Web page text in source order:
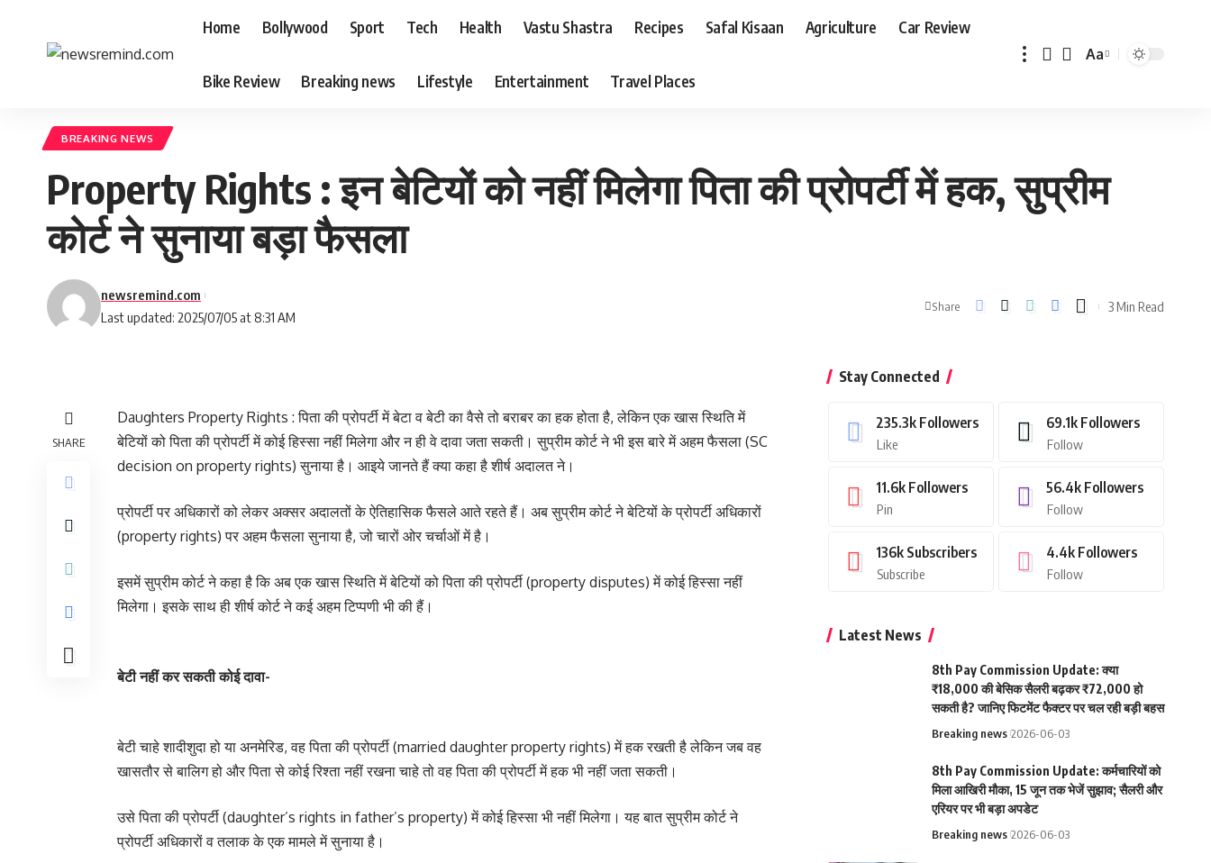
Home Bollywood Sport Tech Health Vastu Shastra Recipes Safal Kisaan Agriculture Car Review
Bike Review Breaking news Lifestyle Entertainment Travel Places
Font
Aa
BREAKING NEWS
Property Rights : इन बेटियों को नहीं मिलेगा पिता की प्रोपर्टी में हक, सुप्रीम
कोर्ट ने सुनाया बड़ा फैसला
Last updated: 2025/07/05 at 8:31 AM
newsremind.com
Share 3 Min Read
SHARE
Daughters Property Rights : पिता की प्रोपर्टी में बेटा व बेटी का वैसे तो बराबर का हक होता है, लेकिन एक खास स्थिति में
बेटियों को पिता की प्रोपर्टी में कोई हिस्सा नहीं मिलेगा और न ही वे दावा जता सकती। सुप्रीम कोर्ट ने भी इस बारे में अहम फैसला (SC
decision on property rights) सुनाया है। आइये जानते हैं क्या कहा है शीर्ष अदालत ने।
प्रोपर्टी पर अधिकारों को लेकर अक्सर अदालतों के ऐतिहासिक फैसले आते रहते हैं। अब सुप्रीम कोर्ट ने बेटियों के प्रोपर्टी अधिकारों
(property rights) पर अहम फैसला सुनाया है, जो चारों ओर चर्चाओं में है।
इसमें सुप्रीम कोर्ट ने कहा है कि अब एक खास स्थिति में बेटियों को पिता की प्रोपर्टी (property disputes) में कोई हिस्सा नहीं
मिलेगा। इसके साथ ही शीर्ष कोर्ट ने कई अहम टिप्पणी भी की हैं।
बेटी नहीं कर सकती कोई दावा-
बेटी चाहे शादीशुदा हो या अनमेरिड, वह पिता की प्रोपर्टी (married daughter property rights) में हक रखती है लेकिन जब वह
खासतौर से बालिग हो और पिता से कोई रिश्ता नहीं रखना चाहे तो वह पिता की प्रोपर्टी में हक भी नहीं जता सकती।
उसे पिता की प्रोपर्टी (daughter’s rights in father’s property) में कोई हिस्सा भी नहीं मिलेगा। यह बात सुप्रीम कोर्ट ने
प्रोपर्टी अधिकारों व तलाक के एक मामले में सुनाया है।
Stay Connected
235.3k Followers
Like
69.1k Followers
Follow
11.6k Followers
Pin
56.4k Followers
Follow
136k Subscribers
Subscribe
4.4k Followers
Follow
Latest News
8th Pay Commission Update: क्या
₹18,000 की बेसिक सैलरी बढ़कर ₹72,000 हो
सकती है? जानिए फिटमेंट फैक्टर पर चल रही बड़ी बहस
Breaking news 2026-06-03
8th Pay Commission Update: कर्मचारियों को
मिला आखिरी मौका, 15 जून तक भेजें सुझाव; सैलरी और
एरियर पर भी बड़ा अपडेट
Breaking news 2026-06-03